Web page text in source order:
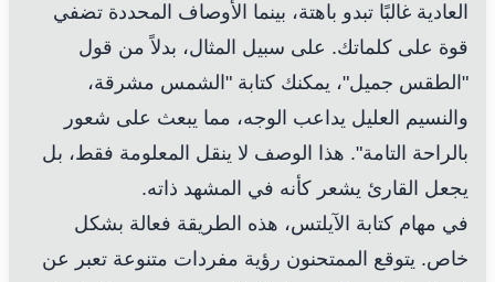
العادية غالبًا تبدو باهتة، بينما الأوصاف المحددة تضفي
قوة على كلماتك. على سبيل المثال، بدلاً من قول
"الطقس جميل"، يمكنك كتابة "الشمس مشرقة،
والنسيم العليل يداعب الوجه، مما يبعث على شعور
بالراحة التامة". هذا الوصف لا ينقل المعلومة فقط، بل
يجعل القارئ يشعر كأنه في المشهد ذاته.
في مهام كتابة الآيلتس، هذه الطريقة فعالة بشكل
خاص. يتوقع الممتحنون رؤية مفردات متنوعة تعبر عن